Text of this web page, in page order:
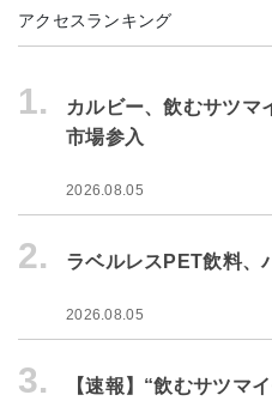
アクセスランキング
1.
カルビー、飲むサツ
市場参入
2026.08.05
2. ラベルレスPET飲料、
2026.08.05
3.
【速報】“飲むサツマ